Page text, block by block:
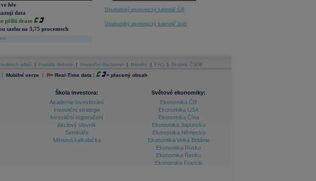
hře
data
příliš draze
sazbu na 3,75 procentech
>>
Dlouhodobý ekonomický kalendář ČR
Dlouhodobý ekonomický kalendář Svět
údajů Pravidla diskuse Investiční disclaimer Náměty FAQ Skupina ČSOB
| Mobilní verze | R= Real-Time data | = placený obsah
Škola investora:
Akademie investování
Investiční strategie
Investiční doporučení
Akciový slovník
Semináře
Měnová kalkulačka
Světové ekonomiky:
Ekonomika ČR
Ekonomika USA
Ekonomika Čína
Ekonomika Japonsko
Ekonomika Německo
Ekonomika Velká Británie
Ekonomika Rusko
Ekonomika Řecko
Ekonomika Francie